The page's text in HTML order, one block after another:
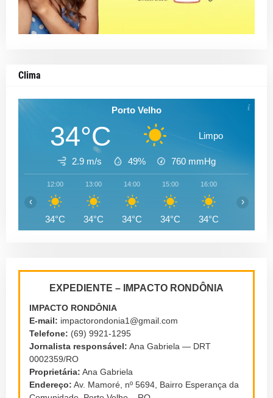
Clima
Porto Velho
34°C Limpo
2.9 m/s 49% 760 mmHg
12:00
34°C
13:00
34°C
14:00
34°C
15:00
34°C
16:00
34°C
‹ ›
EXPEDIENTE – IMPACTO RONDÔNIA
IMPACTO RONDÔNIA
E-mail: impactorondonia1@gmail.com
Telefone: (69) 9921-1295
Jornalista responsável: Ana Gabriela — DRT
0002359/RO
Proprietária: Ana Gabriela
Endereço: Av. Mamoré, nº 5694, Bairro Esperança da